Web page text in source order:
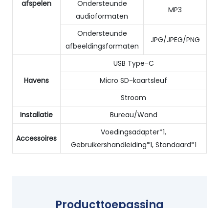
afspelen
Ondersteunde
audioformaten
MP3
Ondersteunde
afbeeldingsformaten
JPG/JPEG/PNG
Havens
USB Type-C
Micro SD-kaartsleuf
Stroom
Installatie
Bureau/Wand
Accessoires
Voedingsadapter*1,
Gebruikershandleiding*1, Standaard*1
Producttoepassing